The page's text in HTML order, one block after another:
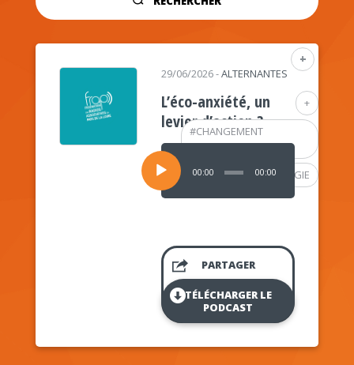
+
+
#CHANGEMENT
CLIMATIQUE
#PSYCHOLOGIE
29/06/2026-ALTERNANTES
L’éco-anxiété, un
levier d’action ?
Lecteur
audio
00:00 00:00
PARTAGER
TÉLÉCHARGER LE
PODCAST